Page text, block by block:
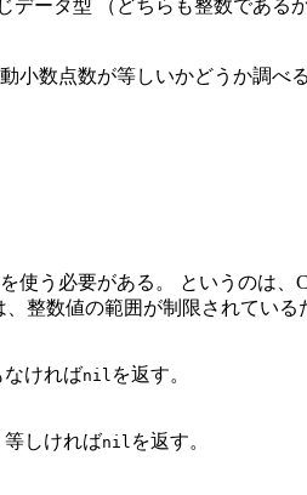
データ型 （どちらも整数である
小数点数が等しいかどうか調
を使う必要がある。 というのは、
整数値の範囲が制限されてい
なければnil を返す。
等しければnil を返す。